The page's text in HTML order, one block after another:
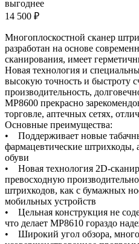
выгоднее
14 500 ₽
Многоплоскостной сканер
разработан на основе
сканирования, имеет
Новая технология и
высокую точность и быстроту
производительность,
MP8600 прекрасно
торговле, аптечных сетях,
Основные преимущества:
• Поддерживает новые
фармацевтические штрихкоды,
обуви
• Новая технология 2D-
превосходную
штрихкодов, как с бумажных
мобильных устройств
• Цельная конструкция не
что делает MP8610 гораздо
• Широкий угол обзора,